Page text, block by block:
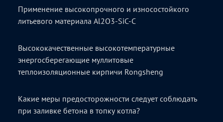
Применение высокопрочного и износостойкого
литьевого материала Al2O3-SiC-C
Высококачественные высокотемпературные
энергосберегающие муллитовые
теплоизоляционные кирпичи Rongsheng
Какие меры предосторожности следует соблюдать
при заливке бетона в топку котла?